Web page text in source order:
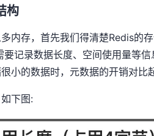
构
内存，首先我们得清楚Redis的
记录数据长度、空间使用量等
小的数据时，元数据的开销对比
下图: